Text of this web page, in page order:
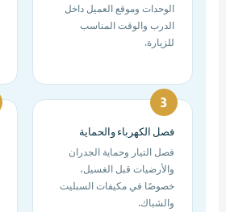
الوحدات وموقع العميل داخل
الدرب والوقت المناسب
للزيارة.
فصل الكهرباء والحماية
فصل التيار وحماية الجدران
والأرضيات قبل الغسيل،
خصوصًا في مكيفات السبليت
والشباك.